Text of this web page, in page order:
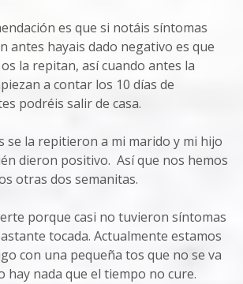
es que si notáis síntomas
antes hayais dado negativo es que
la repitan, así cuando antes la
a contar los 10 días de
podréis salir de casa.
se la repitieron a mi marido y mi hijo
dieron positivo. Así que nos hemos
otras dos semanitas.
porque casi no tuvieron síntomas
tocada. Actualmente estamos
con una pequeña tos que no se va
hay nada que el tiempo no cure.